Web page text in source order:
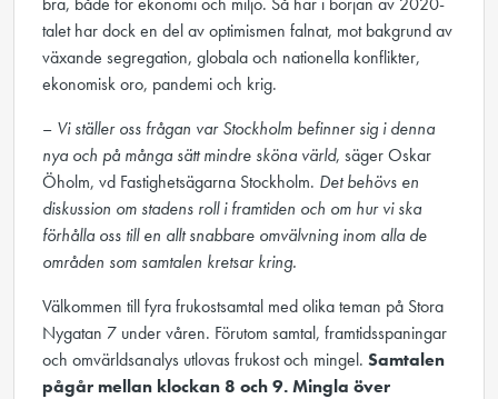
talet har dock en del av optimismen falnat, mot bakgrund av
växande segregation, globala och nationella konflikter,
ekonomisk oro, pandemi och krig.
– Vi ställer oss frågan var Stockholm befinner sig i denna
nya och på många sätt mindre sköna värld, säger Oskar
Öholm, vd Fastighetsägarna Stockholm. Det behövs en
diskussion om stadens roll i framtiden och om hur vi ska
förhålla oss till en allt snabbare omvälvning inom alla de
områden som samtalen kretsar kring.
Välkommen till fyra frukostsamtal med olika teman på Stora
Nygatan 7 under våren. Förutom samtal, framtidsspaningar
och omvärldsanalys utlovas frukost och mingel. Samtalen
pågår mellan klockan 8 och 9. Mingla över